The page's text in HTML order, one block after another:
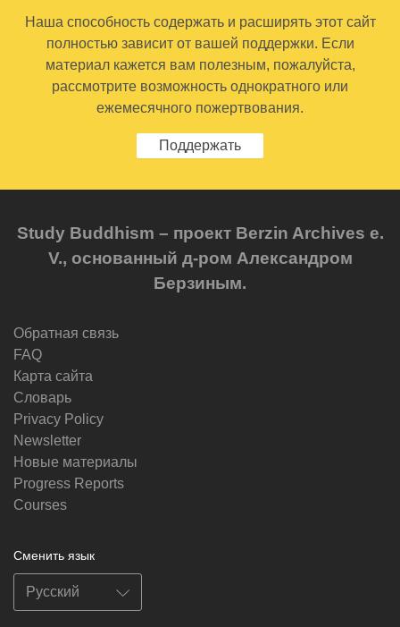
Наша способность содержать и расширять этот сайт
полностью зависит от вашей поддержки. Если
материал кажется вам полезным, пожалуйста,
рассмотрите возможность однократного или
ежемесячного пожертвования.
Поддержать
Study Buddhism – проект Berzin Archives e.
V., основанный д-ром Александром
Берзиным.
Обратная связь
FAQ
Карта сайта
Словарь
Privacy Policy
Newsletter
Новые материалы
Progress Reports
Courses
Сменить язык